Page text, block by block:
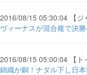
2016/08/15 05:30:04 【ジ
ヴィーナスが混合複で決
2016/08/15 05:00:04 【ト
錦織が銅！ナダル下し日